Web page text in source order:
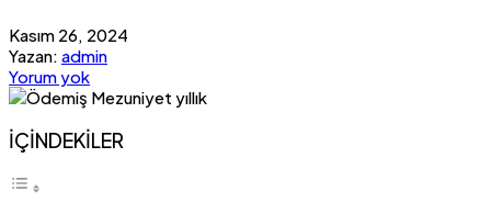
Kasım 26, 2024
Yazan: admin
Yorum yok
İÇİNDEKİLER